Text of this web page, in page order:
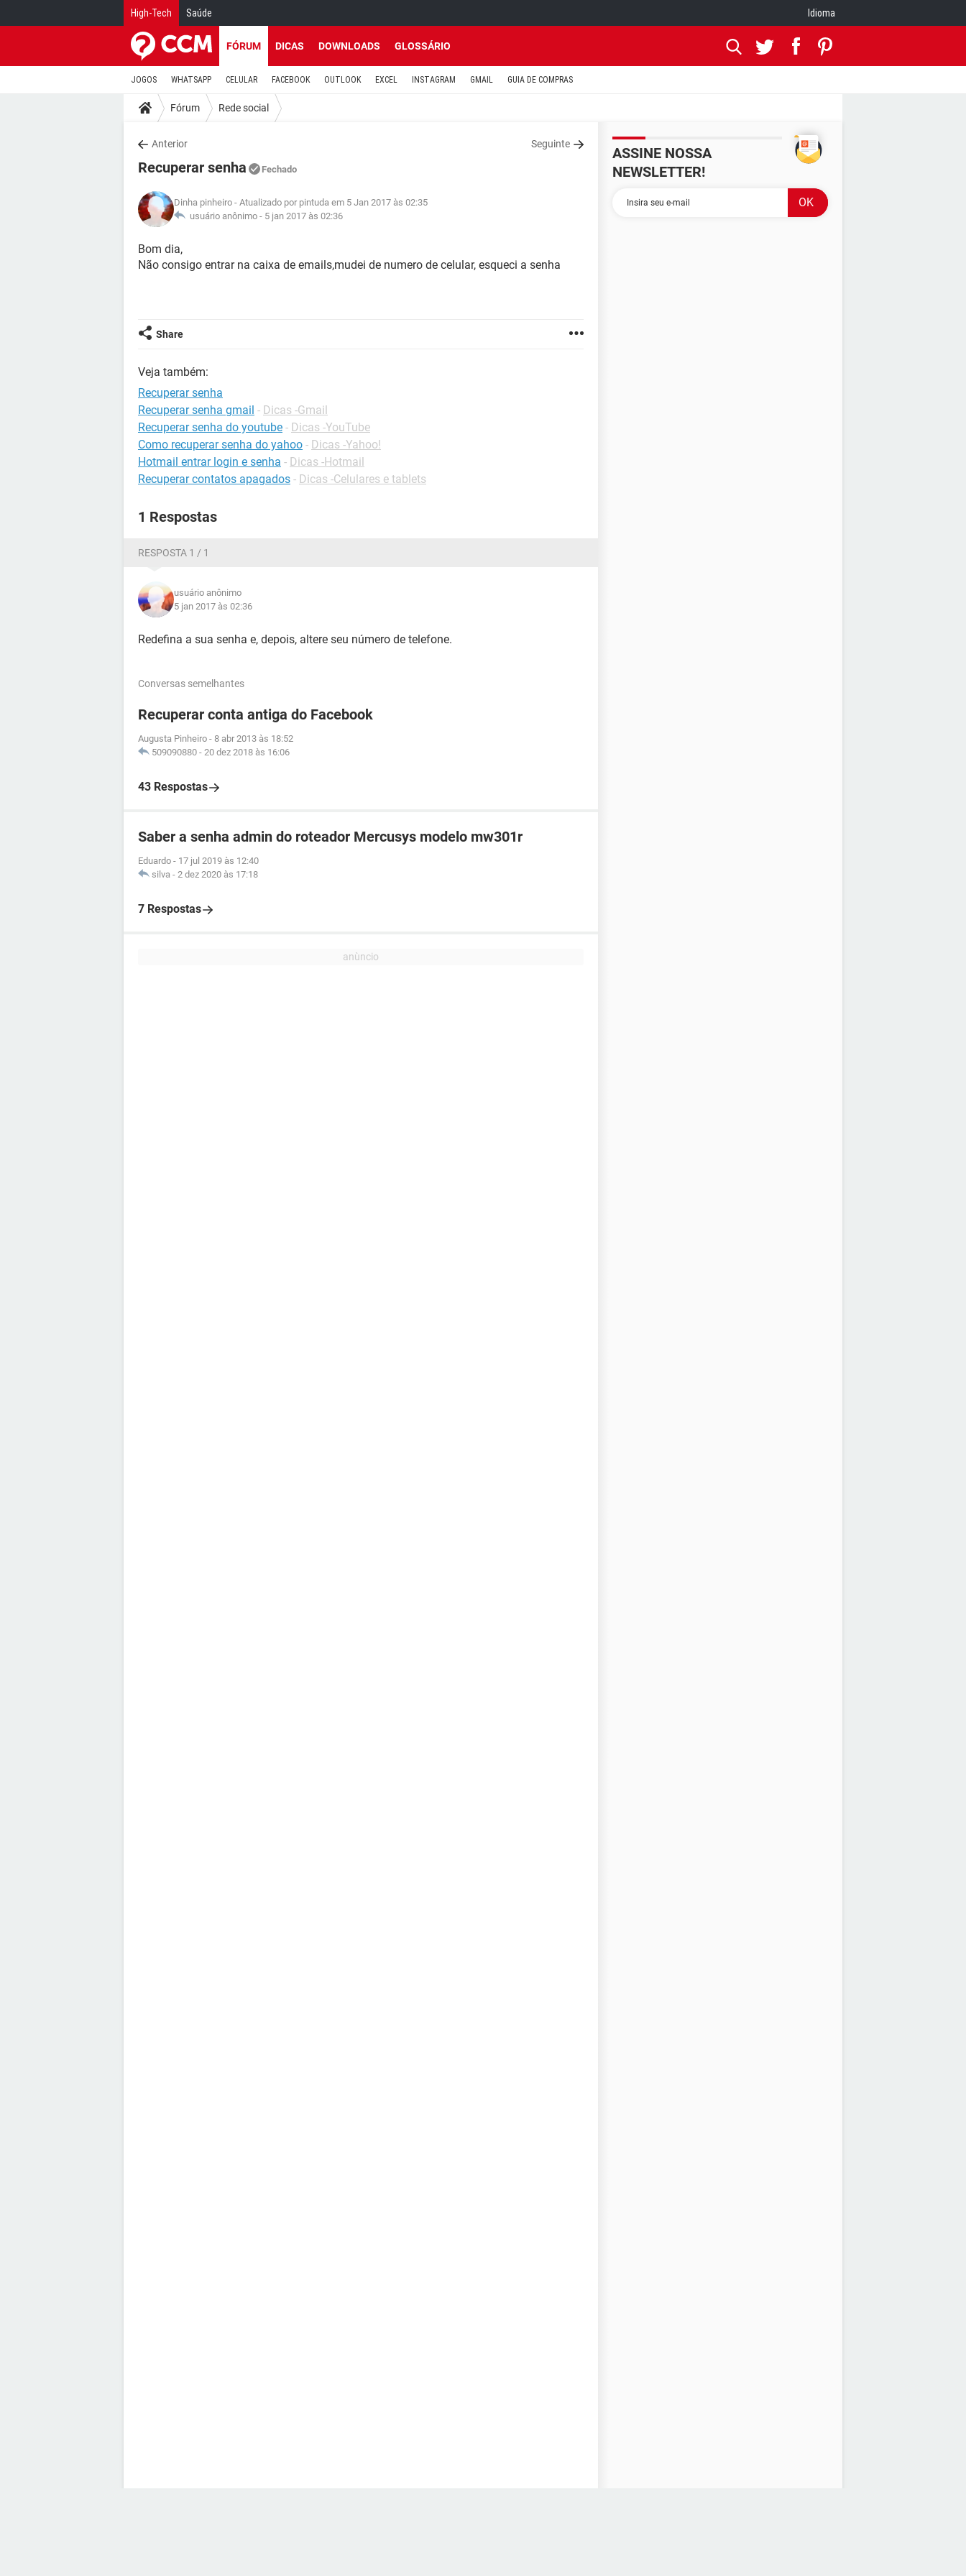
High-Tech Saúde Idioma
FÓRUM DICAS DOWNLOADS GLOSSÁRIO
JOGOS WHATSAPP CELULAR FACEBOOK OUTLOOK EXCEL INSTAGRAM GMAIL GUIA DE COMPRAS
Fórum Rede social
Anterior Seguinte
Recuperar senha Fechado
Dinha pinheiro - Atualizado por pintuda em 5 Jan 2017 às 02:35
usuário anônimo - 5 jan 2017 às 02:36
Bom dia,
Não consigo entrar na caixa de emails,mudei de numero de celular, esqueci a senha
Share
Veja também:
Recuperar senha
Recuperar senha gmail - Dicas -Gmail
Recuperar senha do youtube - Dicas -YouTube
Como recuperar senha do yahoo - Dicas -Yahoo!
Hotmail entrar login e senha - Dicas -Hotmail
Recuperar contatos apagados - Dicas -Celulares e tablets
1 Respostas
RESPOSTA 1 / 1
usuário anônimo
5 jan 2017 às 02:36
Redefina a sua senha e, depois, altere seu número de telefone.
Conversas semelhantes
Recuperar conta antiga do Facebook
Augusta Pinheiro - 8 abr 2013 às 18:52
509090880 - 20 dez 2018 às 16:06
43 Respostas
Saber a senha admin do roteador Mercusys modelo mw301r
Eduardo - 17 jul 2019 às 12:40
silva - 2 dez 2020 às 17:18
7 Respostas
ASSINE NOSSA
NEWSLETTER!